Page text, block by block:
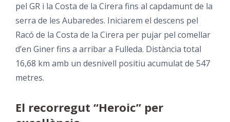
pel GR i la Costa de la Cirera fins al capdamunt de la
serra de les Aubaredes. Iniciarem el descens pel
Racó de la Costa de la Cirera per pujar pel comellar
d’en Giner fins a arribar a Fulleda. Distància total
16,68 km amb un desnivell positiu acumulat de 547
metres.
El recorregut “Heroic” per